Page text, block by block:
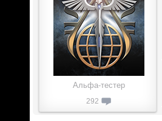
Альфа-тестер
292